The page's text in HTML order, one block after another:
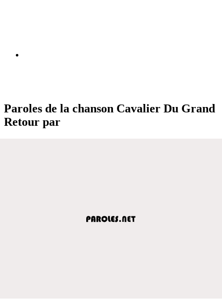
Paroles de la chanson Cavalier Du Grand
Retour par